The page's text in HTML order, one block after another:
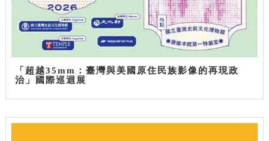
「超越35mm：臺灣與美國原住民族影像的再現政
治」國際巡迴展